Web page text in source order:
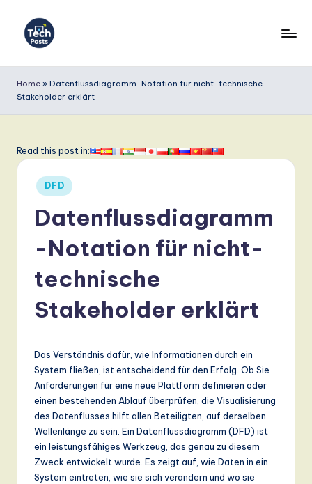
e
c
P
L
Home » Datenflussdiagramm-Notation für nicht-technische
Stakeholder erklärt
Read this post in:
Posted
in
DFD
Datenflussdiagramm
-Notation für nicht-
technische
Stakeholder erklärt
Das Verständnis dafür, wie Informationen durch ein
System fließen, ist entscheidend für den Erfolg. Ob Sie
Anforderungen für eine neue Plattform definieren oder
einen bestehenden Ablauf überprüfen, die Visualisierung
des Datenflusses hilft allen Beteiligten, auf derselben
Wellenlänge zu sein. Ein Datenflussdiagramm (DFD) ist
ein leistungsfähiges Werkzeug, das genau zu diesem
Zweck entwickelt wurde. Es zeigt auf, wie Daten in ein
System eintreten, wie sie sich verändern und wo sie